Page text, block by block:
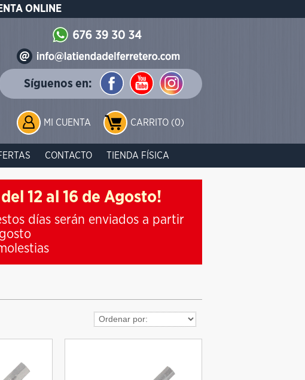
ONLINE
Síguenos en:
MI CUENTA CARRITO (0)
CONTACTO TIENDA FÍSICA
12 al 16 de Agosto!
días serán enviados a partir